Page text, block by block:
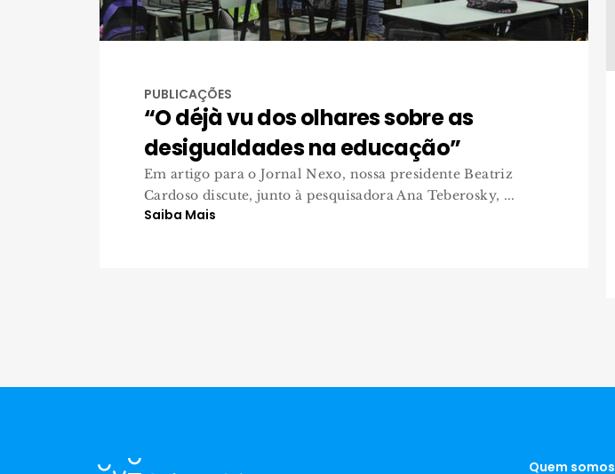
PUBLICAÇÕES
“O déjà vu dos olhares sobre as
desigualdades na educação”
Em artigo para o Jornal Nexo, nossa presidente Beatriz
Cardoso discute, junto à pesquisadora Ana Teberosky, ...
Saiba Mais
Quem somos